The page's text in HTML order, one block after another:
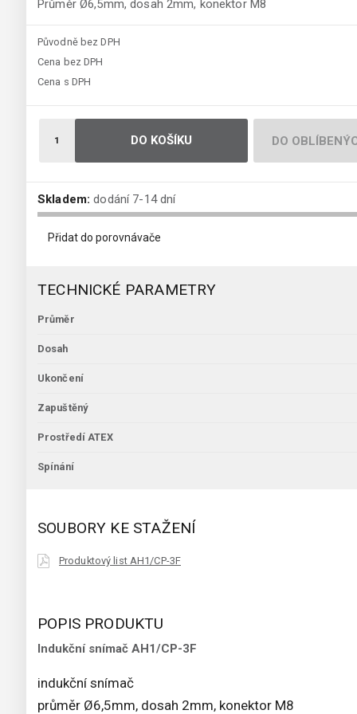
Průměr Ø6,5mm, dosah 2mm, konektor M8
Původně bez DPH
Cena bez DPH
Cena s DPH
DO KOŠÍKU DO
Skladem: dodání 7-14 dní
Přidat do porovnávače
TECHNICKÉ PARAMETRY
Průměr
Dosah
Ukončení
Zapuštěný
Prostředí ATEX
Spínání
SOUBORY KE STAŽENÍ
Produktový list AH1/CP-3F
POPIS PRODUKTU
Indukční snímač AH1/CP-3F
indukční snímač
průměr Ø6,5mm, dosah 2mm, konektor M8